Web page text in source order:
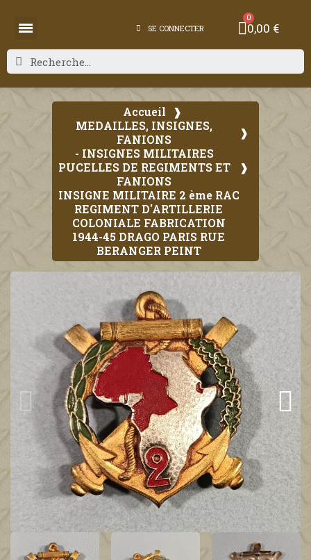
SE CONNECTER 0,00 €
Accueil
MEDAILLES, INSIGNES,
FANIONS
- INSIGNES MILITAIRES
PUCELLES DE REGIMENTS ET
FANIONS
INSIGNE MILITAIRE 2 ème RAC
REGIMENT D'ARTILLERIE
COLONIALE FABRICATION
1944-45 DRAGO PARIS RUE
BERANGER PEINT